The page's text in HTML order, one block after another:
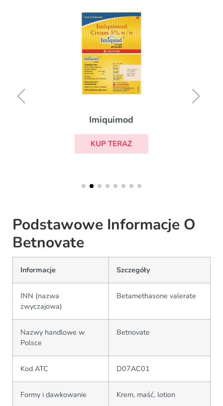
Imiquimod
KUP TERAZ
Podstawowe Informacje O
Betnovate
Informacje Szczegóły
INN (nazwa
zwyczajowa)
Betamethasone valerate
Nazwy handlowe w
Polsce
Betnovate
Kod ATC D07AC01
Formy i dawkowanie Krem, maść, lotion